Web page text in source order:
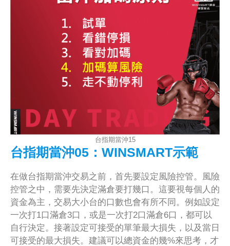
台指期當沖15
台指期當沖05：WINSMART示範
在做台指期當沖交易之前，首先要設定風險控管。風險
控管之中，需要先決定滿倉要打幾口。這要視每個人的
資金為主，交易大小台的口數也會有所不同。例如設定
一次打1口滿倉3口，或是一次打2口滿倉6口，都可以
自行決定。接著設定可接受的單筆最大損失，以及當日
可接受的最大損失。建議可以總資金的幾%來思考，才